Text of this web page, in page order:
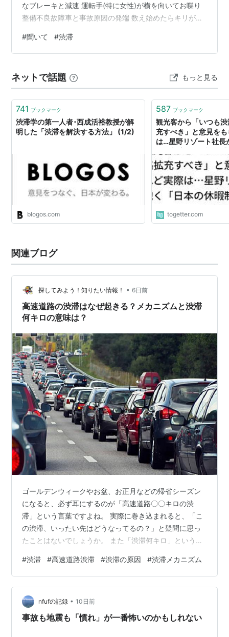
なブレーキと減速 運転手(特に女性)が横を向いてお喋り
整備不良故障車と事故原因の発端 数え始めたらキリがな
#聞いて #渋滞
ネットで話題 もっと見る
741 ブックマーク
渋滞学の第一人者･西成活裕教授が解
明した「渋滞を解決する方法」 (1/2)
blogos.com
587 ブックマーク
観光客から「いつも
充すべき」と意見を
は…星野リゾート社長
togetter.com
関連ブログ
探してみよう！知りたい情報！ • 6日前
高速道路の渋滞はなぜ起きる？メカニズムと渋滞
何キロの意味は？
ゴールデンウィークやお盆、お正月などの帰省シーズン
になると、必ず耳にするのが「高速道路〇〇キロの渋
滞」という言葉ですよね。 実際に巻き込まれると、「こ
の渋滞、いったい先はどうなってるの？」と疑問に思っ
たことはないでしょうか。 また「渋滞何キロ」というの
渋滞はなぜ起きるのか、そのメカニズムと渋滞何キロの
意味、渋滞を避ける時間帯の予測方法についてわかりや
すく解説します。 高速道路を利用するときの参考にして
ください。 ***目次*** 高速道路の渋滞とは？ 高速道路
の渋滞の定義 高速道路の渋滞原因は？ 高速道路で渋滞が
#渋滞 #高速道路渋滞 #渋滞の原因 #渋滞メカニズム
nfufの記録 • 10日前
事故も地震も「慣れ」が一番怖いのかもしれない